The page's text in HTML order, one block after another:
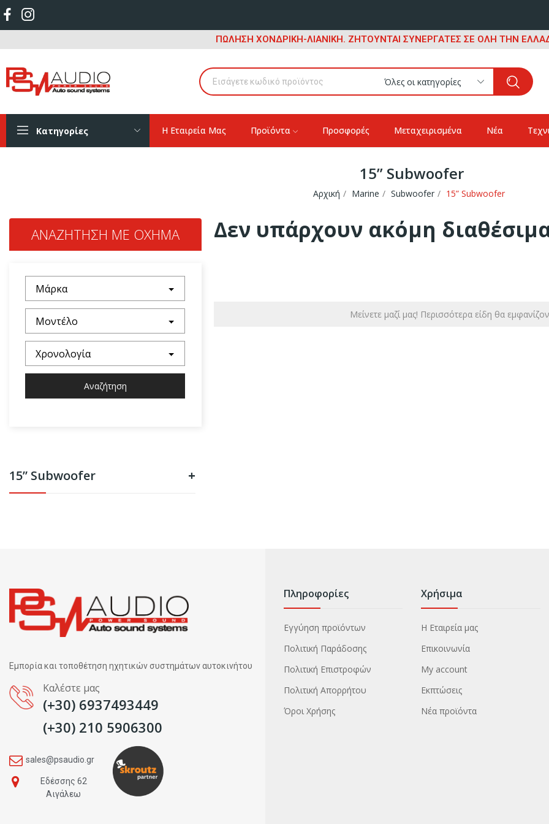
ΠΩΛΗΣΗ ΧΟΝΔΡΙΚΗ-ΛΙΑΝΙΚΗ. ΖΗΤΟΥΝΤΑΙ ΣΥΝΕΡΓΑΤΕΣ ΣΕ ΟΛΗ ΤΗΝ
Όλες οι κατηγορίες
Κατηγορίες Η Εταιρεία Μας Προϊόντα Προσφορές Μεταχειρισμένα Νέα
15” Subwoofer
Αρχική Marine Subwoofer 15” Subwoofer
ΑΝΑΖΉΤΗΣΗ ΜΕ ΌΧΗΜΑ
Μάρκα
Μοντέλο
Χρονολογία
Αναζήτηση
15” Subwoofer +
Δεν υπάρχουν ακόμη
Μείνετε μαζί μας! Περισσότερα είδη θα
Εμπορία και τοποθέτηση ηχητικών συστημάτων αυτοκινήτου
Καλέστε μας
(+30) 6937493449
(+30) 210 5906300
sales@psaudio.gr
Εδέσσης 62
Αιγάλεω
Πληροφορίες
Εγγύηση προϊόντων
Πολιτική Παράδοσης
Πολιτική Επιστροφών
Πολιτική Απορρήτου
Όροι Χρήσης
Χρήσιμα
Η Εταιρεία μας
Επικοινωνία
My account
Εκπτώσεις
Νέα προϊόντα